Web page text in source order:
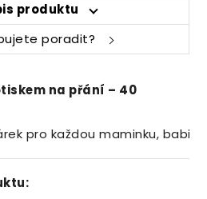
produktu
poradit?
na přání – 40
pro každoumaminku,